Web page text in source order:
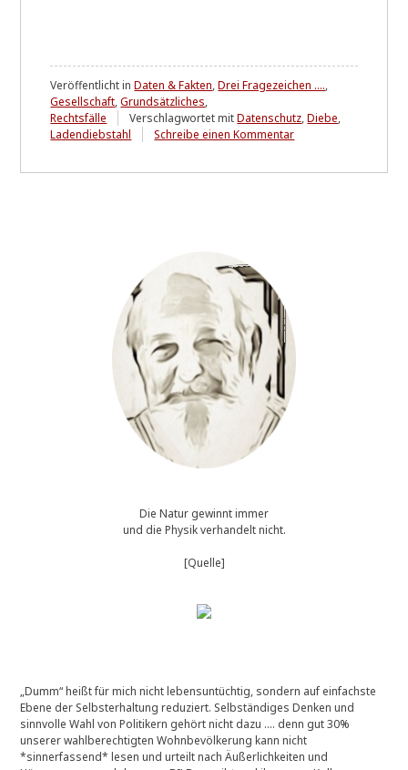
Veröffentlicht inDaten & Fakten,Drei Fragezeichen ....,
Gesellschaft,Grundsätzliches,
Rechtsfälle
Verschlagwortet mitDatenschutz,Diebe,
Ladendiebstahl
Schreibe einen Kommentarzu
Die Natur gewinnt immer
und die Physik verhandelt nicht.
[Quelle]
„Dumm“ heißt für mich nicht lebensuntüchtig, sondern auf einfachste
Ebene der Selbsterhaltung reduziert. Selbständiges Denken und
sinnvolle Wahl von Politikern gehört nicht dazu …. denn gut 30%
unserer wahlberechtigten Wohnbevölkerung kann nicht
*sinnerfassend* lesen und urteilt nach Äußerlichkeiten und